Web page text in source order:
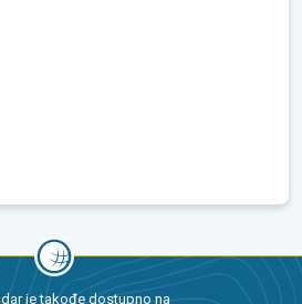
je takođe dostupno na